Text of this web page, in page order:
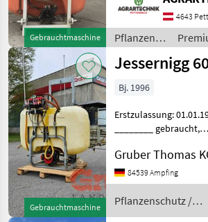
KATEGORIE
WÄHLEN
Landtechnik
22
Bautechnik
1
Kommunaltechnik
1
MARKTPLATZ
Marktplatz Händlerangebote
Gebrauchtmaschine
Reinwassertank
Pflanzenschutz
Feldspritzen
4643
Pflanzenschutz
/
Jessernigg
Gebrauchtmaschine
Jessernigg
Bj. 1996
Erstzulassung:
________ gebraucht,
Gestänge, mechanische
Höhenverstellung, 5
Teilbreiten, Lechler braun
Düsen Erfassungsnummer:
Gruber Thomas
84539 Ampfing
Pflanzenschutz /
Jessernigg